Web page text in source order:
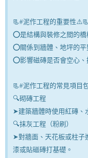
📃#泥作工程的重要性⚠️📃
⭕是結構與裝修之間的
⭕關係到牆體、地坪的平
⭕影響磁磚是否會空心
📃#泥作工程的常見項目
🔍砌磚工程
➤建築牆體時使用紅磚、
🔍抹灰工程（粉刷）
➤對牆面、天花板或柱子
漆或貼磁磚打基礎。